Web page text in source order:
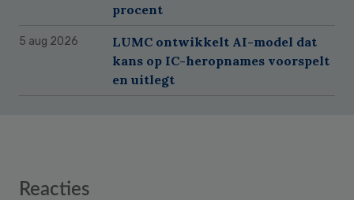
procent
5 aug 2026
LUMC ontwikkelt AI-model dat
kans op IC-heropnames voorspelt
en uitlegt
Reader
Reacties